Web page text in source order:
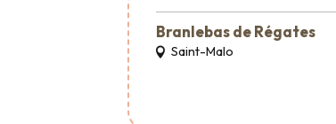
Branlebas de Régates
Saint-Malo